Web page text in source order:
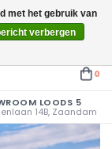
of op afspraak!
0
LOODS 5
14B, Zaandam
met het gebruik van
verbergen